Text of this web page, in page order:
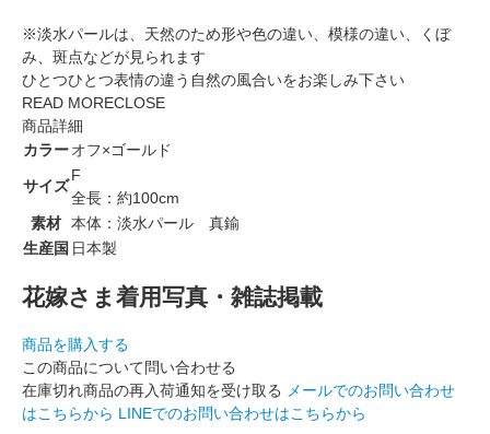
※淡水パールは、天然のため形や色の違い、模様の違い、くぼ
み、斑点などが見られます
ひとつひとつ表情の違う自然の風合いをお楽しみ下さい
READ MORECLOSE
商品詳細
カラーオフ×ゴールド
サイズ
F
全長：約100cm
素材 本体：淡水パール 真鍮
生産国 日本製
花嫁さま着用写真・雑誌掲載
商品を購入する
この商品について問い合わせる
在庫切れ商品の再入荷通知を受け取る
メールでのお問い合わせ
はこちらから LINEでのお問い合わせはこちらから